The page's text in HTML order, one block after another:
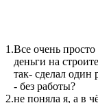
1.Все очень
деньги на
так- сделал
- без работы?
2.не поняла я, а в